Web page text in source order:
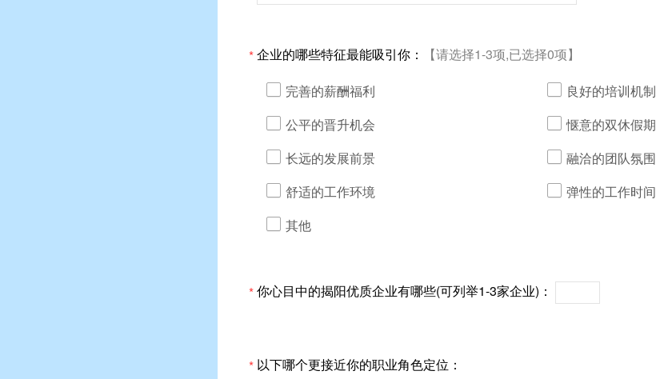
*企业的哪些特征最能吸引你：
【请选择1-3项,已选择0项】
完善的薪酬福利
良好的培训机制
公平的晋升机会
惬意的双休假期
长远的发展前景
融洽的团队氛围
舒适的工作环境
弹性的工作时间
其他
你心目中的揭阳优质企业有哪些(可列举1-3家企业)：
*
* 以下哪个更接近你的职业角色定位：